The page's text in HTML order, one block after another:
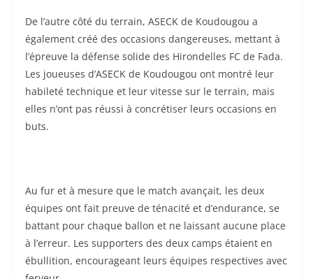
De l’autre côté du terrain, ASECK de Koudougou a
également créé des occasions dangereuses, mettant à
l’épreuve la défense solide des Hirondelles FC de Fada.
Les joueuses d’ASECK de Koudougou ont montré leur
habileté technique et leur vitesse sur le terrain, mais
elles n’ont pas réussi à concrétiser leurs occasions en
buts.
Au fur et à mesure que le match avançait, les deux
équipes ont fait preuve de ténacité et d’endurance, se
battant pour chaque ballon et ne laissant aucune place
à l’erreur. Les supporters des deux camps étaient en
ébullition, encourageant leurs équipes respectives avec